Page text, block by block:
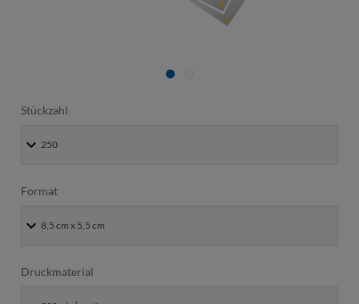
Stückzahl
Format
Druckmaterial